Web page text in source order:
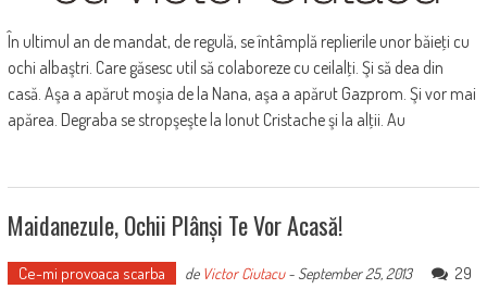
În ultimul an de mandat, de regulă, se întâmplă replierile unor băieţi cu
ochi albaştri. Care găsesc util să colaboreze cu ceilalţi. Şi să dea din
casă. Aşa a apărut moşia de la Nana, aşa a apărut Gazprom. Şi vor mai
apărea. Degraba se stropşeşte la Ionut Cristache şi la alţii. Au
Maidanezule, Ochii Plânși Te Vor Acasă!
Ce-mi provoaca scarba de Victor Ciutacu- September 25, 2013
29